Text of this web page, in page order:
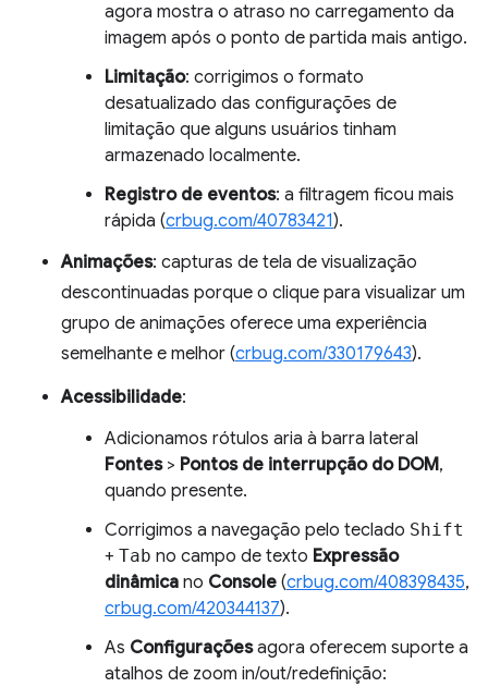
agora mostra o atraso no carregamento da
imagem após o ponto de partida mais antigo.
Limitação: corrigimos o formato
desatualizado das configurações de
limitação que alguns usuários tinham
armazenado localmente.
Registro de eventos: a filtragem ficou mais
rápida (crbug.com/40783421).
Animações: capturas de tela de visualização
descontinuadas porque o clique para visualizar um
grupo de animações oferece uma experiência
semelhante e melhor (crbug.com/330179643).
Acessibilidade:
Adicionamos rótulos aria à barra lateral
Fontes> Pontos de interrupção do DOM,
quando presente.
Corrigimos a navegação pelo teclado Shift
+ Tab no campo de texto Expressão
dinâmica no Console (crbug.com/408398435,
crbug.com/420344137).
As Configuraçõesagora oferecem suporte a
atalhos de zoom in/out/redefinição: